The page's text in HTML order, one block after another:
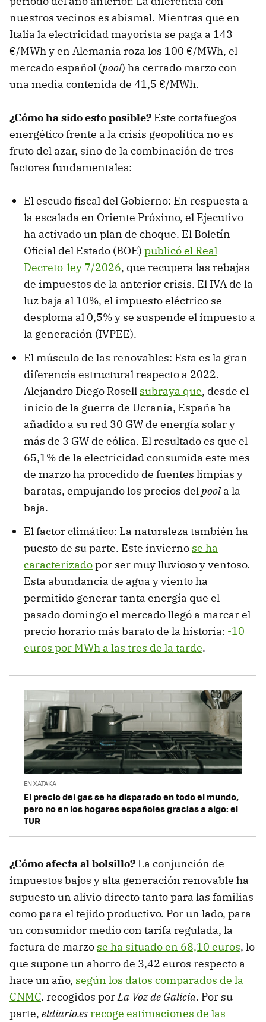
nuestros vecinos es abismal. Mientras que en
Italia la electricidad mayorista se paga a 143
€/MWh y en Alemania roza los 100 €/MWh, el
mercado español (pool) ha cerrado marzo con
una media contenida de 41,5 €/MWh.
¿Cómo ha sido esto posible? Este cortafuegos
energético frente a la crisis geopolítica no es
fruto del azar, sino de la combinación de tres
factores fundamentales:
El escudo fiscal del Gobierno: En respuesta a
la escalada en Oriente Próximo, el Ejecutivo
ha activado un plan de choque. El Boletín
Oficial del Estado (BOE) publicó el Real
Decreto-ley 7/2026, que recupera las rebajas
de impuestos de la anterior crisis. El IVA de la
luz baja al 10%, el impuesto eléctrico se
desploma al 0,5% y se suspende el impuesto a
la generación (IVPEE).
El músculo de las renovables: Esta es la gran
diferencia estructural respecto a 2022.
Alejandro Diego Rosell subraya que, desde el
inicio de la guerra de Ucrania, España ha
añadido a su red 30 GW de energía solar y
más de 3 GW de eólica. El resultado es que el
65,1% de la electricidad consumida este mes
de marzo ha procedido de fuentes limpias y
baratas, empujando los precios delpoola la
baja.
El factor climático: La naturaleza también ha
puesto de su parte. Este invierno se ha
caracterizadopor ser muy lluvioso y ventoso.
Esta abundancia de agua y viento ha
permitido generar tanta energía que el
pasado domingo el mercado llegó a marcar el
precio horario más barato de la historia: -10
euros por MWh a las tres de la tarde.
EN XATAKA
El precio del gas se ha disparado en todo el mundo,
pero no en los hogares españoles gracias a algo: el
TUR
¿Cómo afecta al bolsillo? La conjunción de
impuestos bajos y alta generación renovable ha
supuesto un alivio directo tanto para las familias
como para el tejido productivo. Por un lado, para
un consumidor medio con tarifa regulada, la
factura de marzo se ha situado en 68,10 euros, lo
que supone un ahorro de 3,42 euros respecto a
hace un año, según los datos comparados de la
CNMC. recogidos porLa Voz de Galicia. Por su
parte, eldiario.esrecoge estimaciones de las